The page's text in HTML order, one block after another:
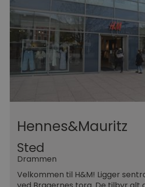
Hennes&Mauritz
Sted
Drammen
Velkommen til H&M! Ligger